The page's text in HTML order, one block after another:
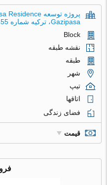
Gazipasa، ترکیه شماره 160455
Block
نقشه طبقه
طبقه
شهر
تیپ
اتاقها
فضای زندگی
قیمت